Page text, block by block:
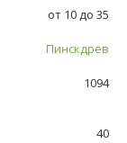
от 10 до 35
Пинскдрев
1094
40